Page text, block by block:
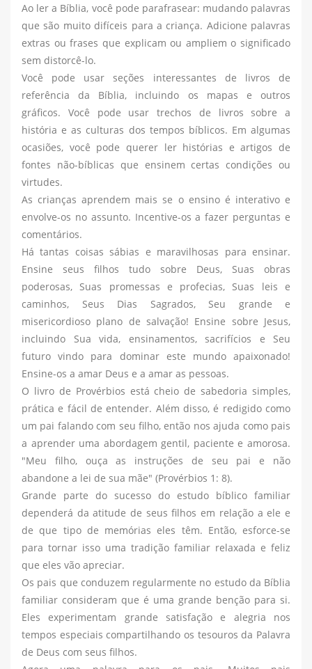
Ao ler a Bíblia, você pode parafrasear: mudando palavras
que são muito difíceis para a criança. Adicione palavras
extras ou frases que explicam ou ampliem o significado
sem distorcê-lo.
Você pode usar seções interessantes de livros de
referência da Bíblia, incluindo os mapas e outros
gráficos. Você pode usar trechos de livros sobre a
história e as culturas dos tempos bíblicos. Em algumas
ocasiões, você pode querer ler histórias e artigos de
fontes não-bíblicas que ensinem certas condições ou
virtudes.
As crianças aprendem mais se o ensino é interativo e
envolve-os no assunto. Incentive-os a fazer perguntas e
comentários.
Há tantas coisas sábias e maravilhosas para ensinar.
Ensine seus filhos tudo sobre Deus, Suas obras
poderosas, Suas promessas e profecias, Suas leis e
caminhos, Seus Dias Sagrados, Seu grande e
misericordioso plano de salvação! Ensine sobre Jesus,
incluindo Sua vida, ensinamentos, sacrifícios e Seu
futuro vindo para dominar este mundo apaixonado!
Ensine-os a amar Deus e a amar as pessoas.
O livro de Provérbios está cheio de sabedoria simples,
prática e fácil de entender. Além disso, é redigido como
um pai falando com seu filho, então nos ajuda como pais
a aprender uma abordagem gentil, paciente e amorosa.
"Meu filho, ouça as instruções de seu pai e não
abandone a lei de sua mãe" (Provérbios 1: 8).
Grande parte do sucesso do estudo bíblico familiar
dependerá da atitude de seus filhos em relação a ele e
de que tipo de memórias eles têm. Então, esforce-se
para tornar isso uma tradição familiar relaxada e feliz
que eles vão apreciar.
Os pais que conduzem regularmente no estudo da Bíblia
familiar consideram que é uma grande benção para si.
Eles experimentam grande satisfação e alegria nos
tempos especiais compartilhando os tesouros da Palavra
de Deus com seus filhos.